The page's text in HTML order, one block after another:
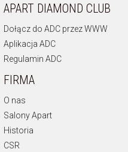
APART DIAMOND CLUB
Dołącz do ADC przez WWW
Aplikacja ADC
Regulamin ADC
FIRMA
O nas
Salony Apart
Historia
CSR